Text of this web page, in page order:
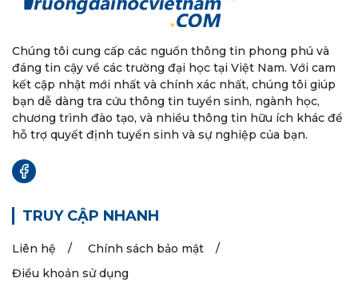
Chúng tôi cung cấp các nguồn thông tin phong phú và
đáng tin cậy về các trường đại học tại Việt Nam. Với cam
kết cập nhật mới nhất và chính xác nhất, chúng tôi giúp
bạn dễ dàng tra cứu thông tin tuyển sinh, ngành học,
chương trình đào tạo, và nhiều thông tin hữu ích khác để
hỗ trợ quyết định tuyển sinh và sự nghiệp của bạn.
TRUY CẬP NHANH
Liên hệ
Chính sách bảo mật
Điều khoản sử dụng